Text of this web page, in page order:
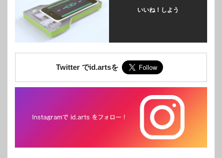
いいね！しよう
Twitter でid.artsを